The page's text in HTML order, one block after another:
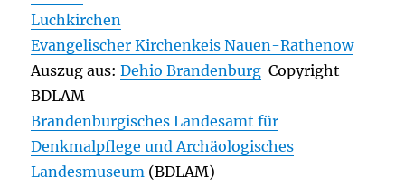
Luchkirchen
Evangelischer Kirchenkeis Nauen-Rathenow
Auszug aus:Dehio Brandenburg Copyright
BDLAM
Brandenburgisches Landesamt für
Denkmalpflege und Archäologisches
Landesmuseum (BDLAM)